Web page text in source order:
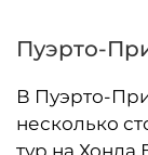
Пуэрто-
В Пуэрто-
несколько